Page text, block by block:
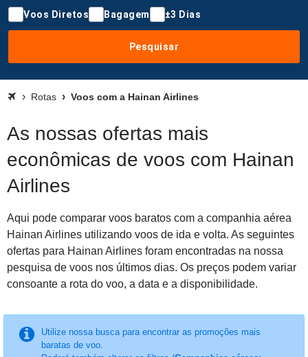
Voos Diretos Bagagem ±3 Dias
Pesquisar
Rotas Voos com a Hainan Airlines
As nossas ofertas mais
econômicas de voos com Hainan
Airlines
Aqui pode comparar voos baratos com a companhia aérea
Hainan Airlines utilizando voos de ida e volta. As seguintes
ofertas para Hainan Airlines foram encontradas na nossa
pesquisa de voos nos últimos dias. Os preços podem variar
consoante a rota do voo, a data e a disponibilidade.
Utilize nossa busca para encontrar as promoções mais
baratas de voo.